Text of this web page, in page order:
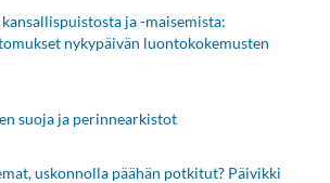
ja -maisemista:
nykypäivän luontokokemusten
suoja ja perinnearkistot
uskonnolla päähän potkitut? Päivikki